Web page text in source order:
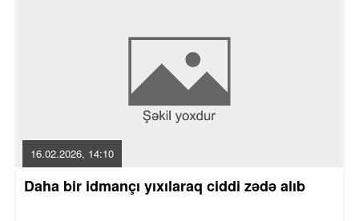
16.02.2026, 14:10
Daha bir idmançı yıxılaraq ciddi zədə alıb